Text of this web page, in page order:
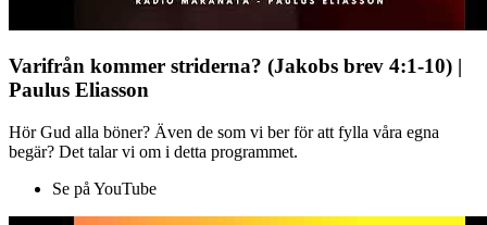
Varifrån kommer striderna? (Jakobs brev 4:1-10) |
Paulus Eliasson
Hör Gud alla böner? Även de som vi ber för att fylla våra egna
begär? Det talar vi om i detta programmet.
Se på YouTube